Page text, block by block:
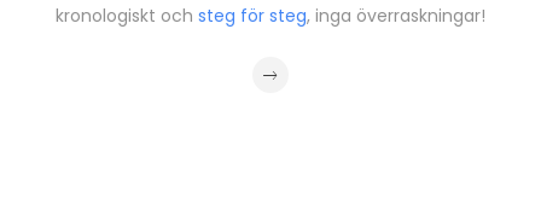
kronologiskt och steg för steg, inga överraskningar!